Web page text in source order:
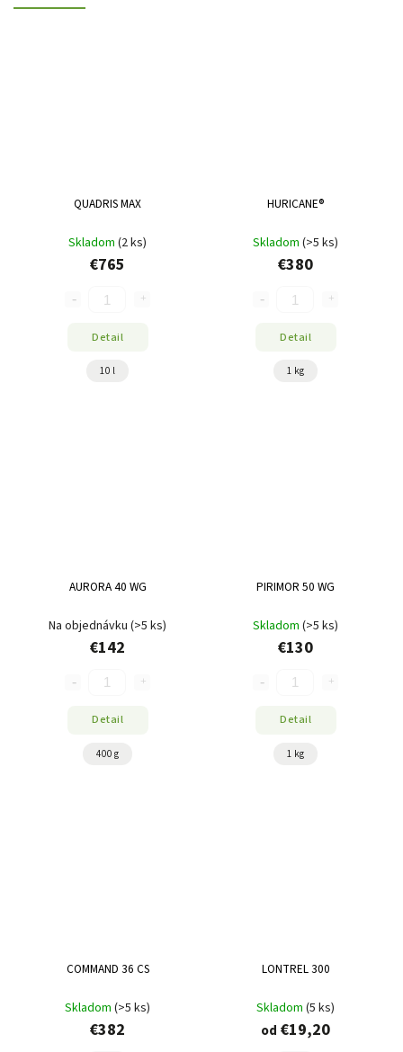
QUADRIS MAX
Skladom (2 ks)
€765
Detail
10 l
HURICANE®
Skladom (>5 ks)
€380
Detail
1 kg
AURORA 40 WG
Na objednávku (>5 ks)
€142
Detail
400 g
PIRIMOR 50 WG
Skladom (>5 ks)
€130
Detail
1 kg
COMMAND 36 CS
Skladom (>5 ks)
€382
LONTREL 300
Skladom (5 ks)
od €19,20